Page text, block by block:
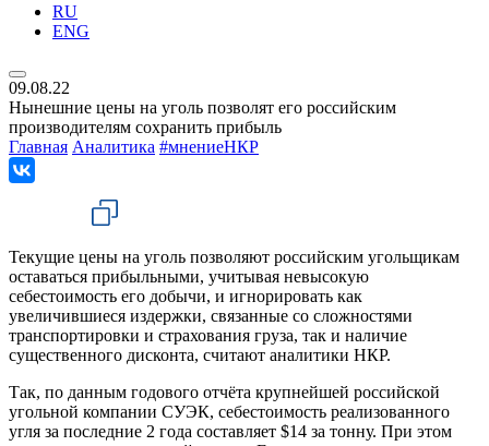
RU
ENG
09.08.22
Нынешние цены на уголь позволят его российским
производителям сохранить прибыль
Главная Аналитика #мнениеНКР
Текущие цены на уголь позволяют российским угольщикам
оставаться прибыльными, учитывая невысокую
себестоимость его добычи, и игнорировать как
увеличившиеся издержки, связанные со сложностями
транспортировки и страхования груза, так и наличие
существенного дисконта, считают аналитики НКР.
Так, по данным годового отчёта крупнейшей российской
угольной компании СУЭК, себестоимость реализованного
угля за последние 2 года составляет $14 за тонну. При этом